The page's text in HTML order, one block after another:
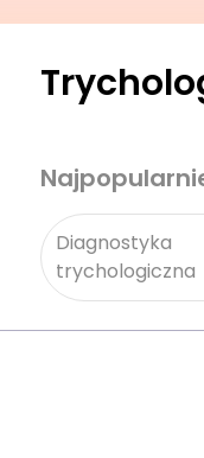
Diagnostyka
trychologiczna